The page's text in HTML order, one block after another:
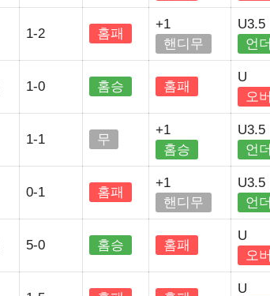
1-2 홈패
+1
핸디무
U3.5
언더
1-0 홈승 홈패
U
오버
1-1 무
+1
홈승
U3.5
언더
0-1 홈패
+1
핸디무
U3.5
언더
5-0 홈승 홈패
U
오버
U